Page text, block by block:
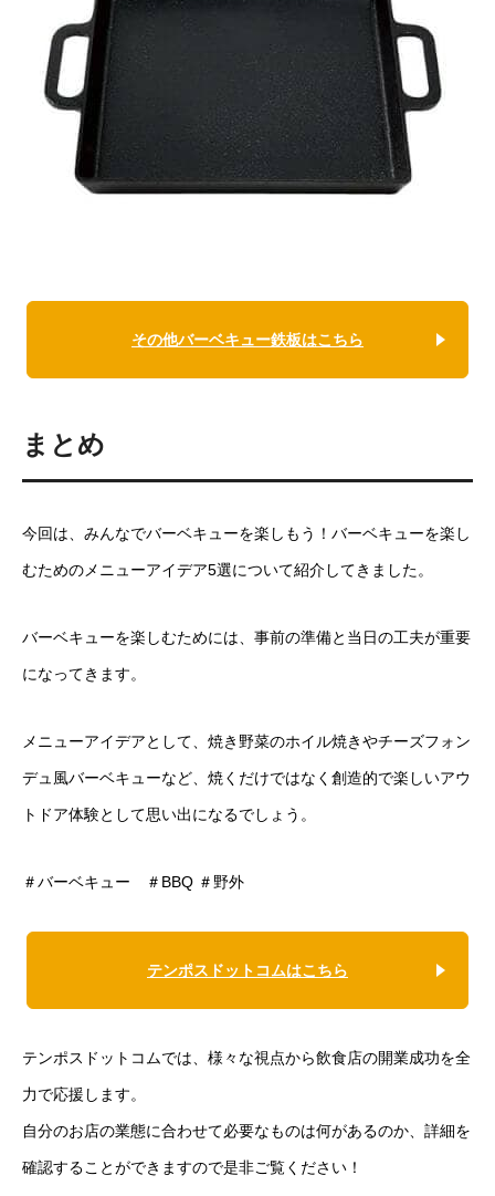
その他バーベキュー鉄板はこちら
まとめ
今回は、みんなでバーベキューを楽しもう！バーベキューを楽し
むためのメニューアイデア5選について紹介してきました。
バーベキューを楽しむためには、事前の準備と当日の工夫が重要
になってきます。
メニューアイデアとして、焼き野菜のホイル焼きやチーズフォン
デュ風バーベキューなど、焼くだけではなく創造的で楽しいアウ
トドア体験として思い出になるでしょう。
＃バーベキュー ＃BBQ ＃野外
テンポスドットコムはこちら
テンポスドットコムでは、様々な視点から飲食店の開業成功を全
力で応援します。
自分のお店の業態に合わせて必要なものは何があるのか、詳細を
確認することができますので是非ご覧ください！